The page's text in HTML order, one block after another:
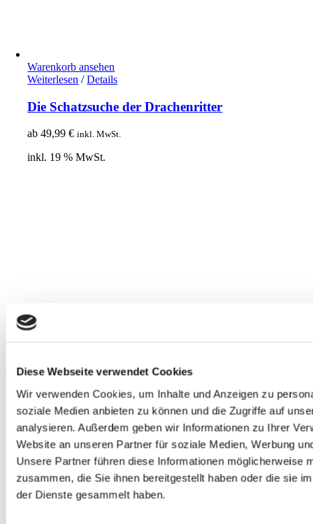
Diese Webseite verwendet Cookies
Wir verwenden Cookies, um Inhalte und Anzeigen zu
soziale Medien anbieten zu können und die Zugriffe auf
analysieren.Außerdem geben wir Informationen zu Ihrer
Website an unseren Partner für soziale Medien, Werbung
Unsere Partner führen diese Informationen möglicherweise
zusammen, die Sie ihnen bereitgestellt haben oder die sie
der Dienste gesammelt haben.
Warenkorb ansehen
Weiterlesen / Details
Die Schatzsuche der Drachenritter
ab49,99€ inkl. MwSt.
inkl. 19 % MwSt.